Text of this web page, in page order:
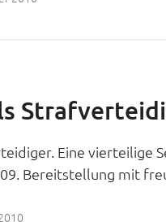
Eine vierteilige
Bereitstellung mit